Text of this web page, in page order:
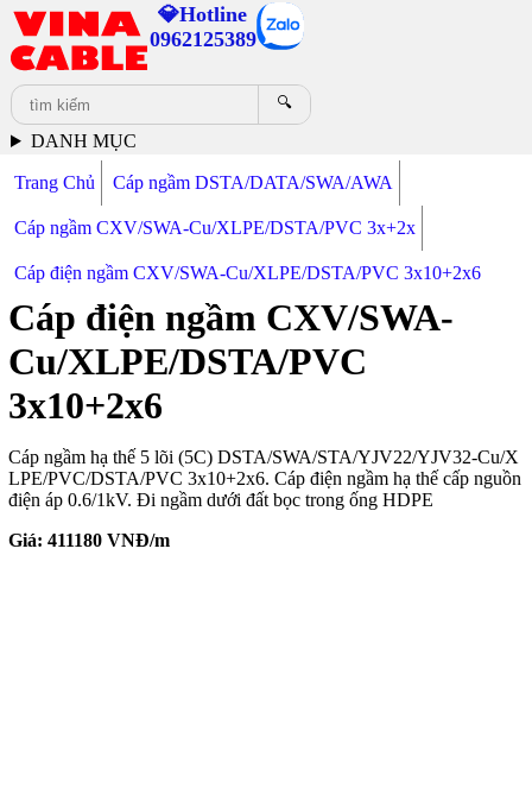
💎Hotline
0962125389
🔍
DANH MỤC
Trang Chủ Cáp ngầm DSTA/DATA/SWA/AWA
Cáp ngầm CXV/SWA-Cu/XLPE/DSTA/PVC 3x+2x
Cáp điện ngầm CXV/SWA-Cu/XLPE/DSTA/PVC 3x10+2x6
Cáp điện ngầm CXV/SWA-
Cu/XLPE/DSTA/PVC
3x10+2x6
Cáp ngầm hạ thế 5 lõi (5C) DSTA/SWA/STA/YJV22/YJV32-Cu/X
LPE/PVC/DSTA/PVC 3x10+2x6. Cáp điện ngầm hạ thế cấp nguồn
điện áp 0.6/1kV. Đi ngầm dưới đất bọc trong ống HDPE
Giá: 411180VNĐ/m